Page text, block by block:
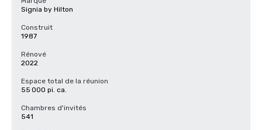
Signia by Hilton
Construit
1987
Rénové
2022
Espace total de la réunion
55 000 pi. ca.
Chambres d'invités
541